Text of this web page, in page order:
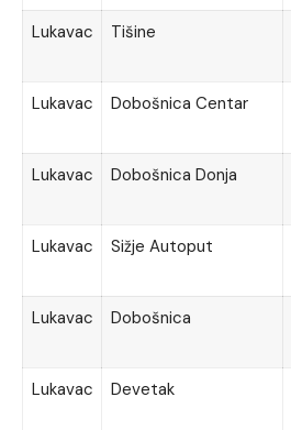
Lukavac
Tišine
Lukavac
Dobošnica Centar
Lukavac
Dobošnica Donja
Lukavac
Sižje Autoput
Lukavac
Dobošnica
Lukavac
Devetak